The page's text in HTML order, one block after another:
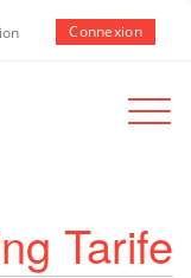
Connexion
Toggle
Tarife